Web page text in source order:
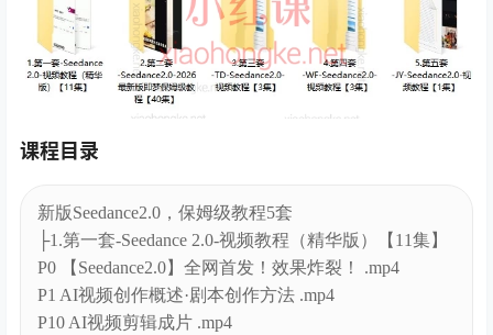
课程目录
新版Seedance2.0，保姆级教程5套
├1.第一套-Seedance 2.0-视频教程（精华版）【11集】
P0 【Seedance2.0】全网首发！效果炸裂！ .mp4
P1 AI视频创作概述·剧本创作方法 .mp4
P10 AI视频剪辑成片 .mp4